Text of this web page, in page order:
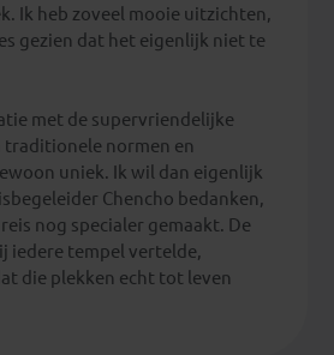
Ik heb zoveel mooie uitzichten,
gezien dat het eigenlijk niet te
met de supervriendelijke
traditionele normen en
uniek. Ik wil dan eigenlijk
Chencho bedanken,
nog specialer gemaakt. De
iedere tempel vertelde,
die plekken echt tot leven